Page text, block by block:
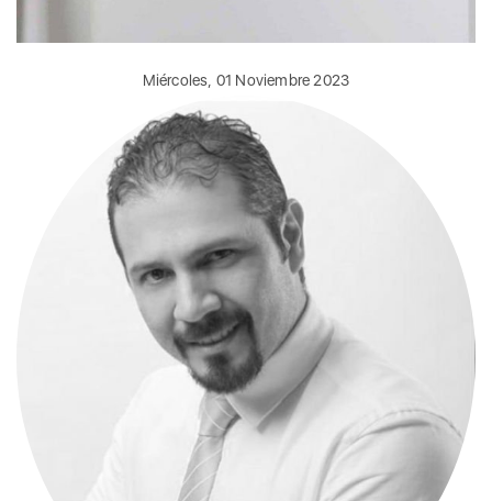
Miércoles, 01 Noviembre 2023